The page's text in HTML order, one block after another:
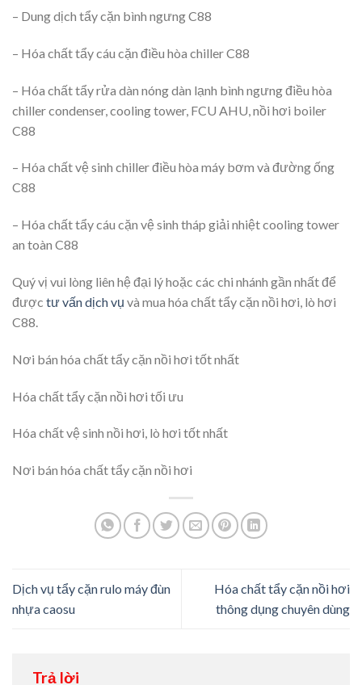
– Dung dịch tẩy cặn bình ngưng C88
– Hóa chất tẩy cáu cặn điều hòa chiller C88
– Hóa chất tẩy rửa dàn nóng dàn lạnh bình ngưng điều hòa
chiller condenser, cooling tower, FCU AHU, nồi hơi boiler
C88
– Hóa chất vệ sinh chiller điều hòa máy bơm và đường ống
C88
– Hóa chất tẩy cáu cặn vệ sinh tháp giải nhiệt cooling tower
an toàn C88
Quý vị vui lòng liên hệ đại lý hoặc các chi nhánh gần nhất để
được tư vấn dịch vụ và mua hóa chất tẩy cặn nồi hơi, lò hơi
C88.
Nơi bán hóa chất tẩy cặn nồi hơi tốt nhất
Hóa chất tẩy cặn nồi hơi tối ưu
Hóa chất vệ sinh nồi hơi, lò hơi tốt nhất
Nơi bán hóa chất tẩy cặn nồi hơi
Dịch vụ tẩy cặn rulo máy đùn
nhựa caosu
Hóa chất tẩy cặn nồi hơi
thông dụng chuyên dùng
Trả lời